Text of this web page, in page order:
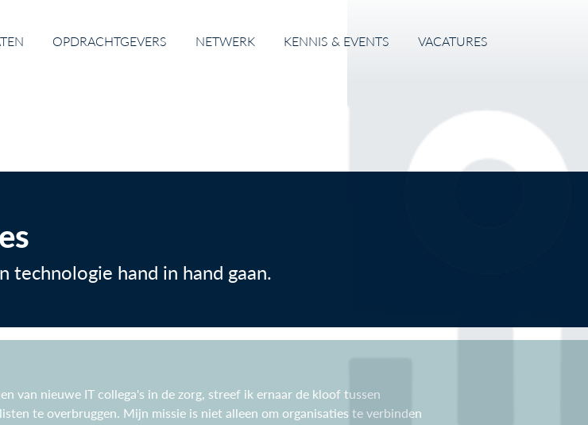
OPDRACHTGEVERS NETWERK KENNIS & EVENTS VACATURES
technologie hand in hand gaan.
van nieuwe IT collega's in de zorg, streef ik ernaar de kloof tussen
te overbruggen. Mijn missie is niet alleen om organisaties te verbinden